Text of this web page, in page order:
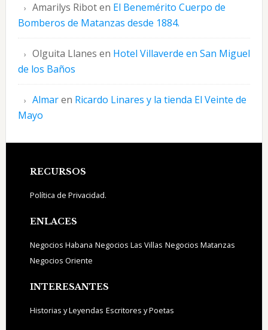
Amarilys Riboten El Benemérito Cuerpo de
Bomberos de Matanzas desde 1884.
Olguita Llanes en Hotel Villaverde en San Miguel
de los Baños
Almaren Ricardo Linares y la tienda El Veinte de
Mayo
Footer
RECURSOS
Política de Privacidad.
ENLACES
Negocios Habana Negocios Las Villas Negocios Matanzas
Negocios Oriente
INTERESANTES
Historias y Leyendas Escritores y Poetas